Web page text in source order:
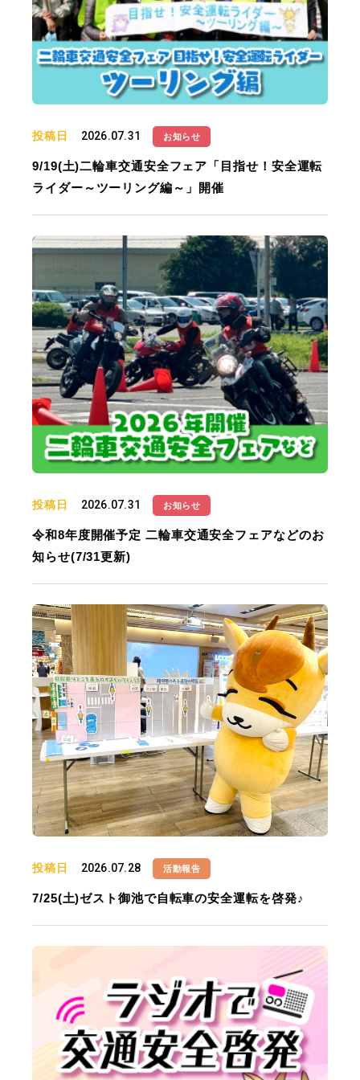
投稿日 2026.07.31 お知らせ
9/19(土)二輪車交通安全フェア「目指せ！安全運転
ライダー～ツーリング編～」開催
投稿日 2026.07.31 お知らせ
令和8年度開催予定 二輪車交通安全フェアなどのお
知らせ(7/31更新)
投稿日 2026.07.28 活動報告
7/25(土)ゼスト御池で自転車の安全運転を啓発♪